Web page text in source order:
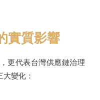
實質影響
更代表台灣供應鏈治理
變化：